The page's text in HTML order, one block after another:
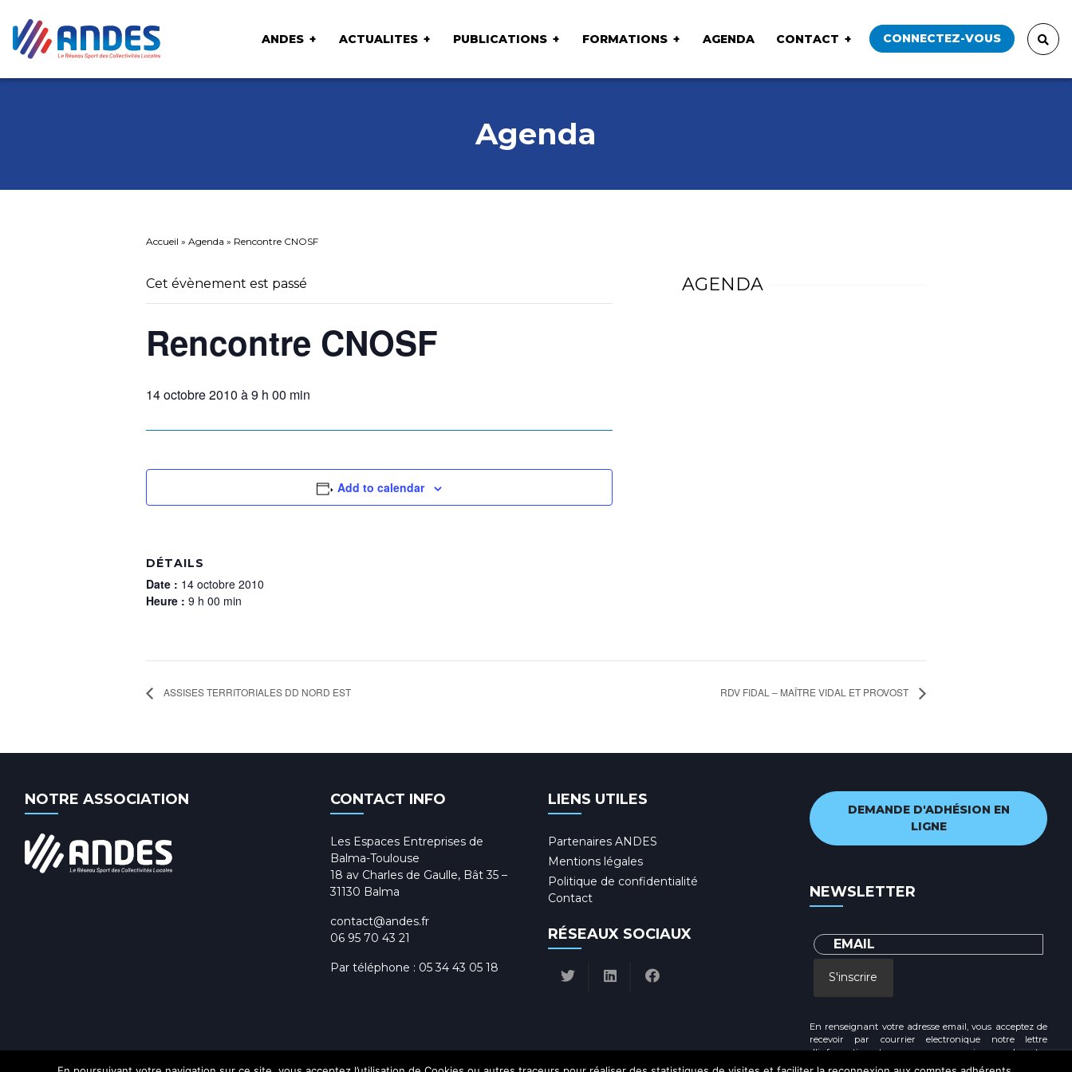
ANDES ACTUALITES PUBLICATIONS FORMATIONS AGENDA CONTACT CONNECTEZ-VOUS
Agenda
Accueil » Agenda » Rencontre CNOSF
Cet évènement est passé
Rencontre CNOSF
14 octobre 2010 à 9 h 00 min
Add to calendar
DÉTAILS
Date : 14 octobre 2010
Heure : 9 h 00 min
AGENDA
ASSISES TERRITORIALES DD NORD EST RDV FIDAL – MAÎTRE VIDAL ET PROVOST
NOTRE ASSOCIATION CONTACT INFO
Les Espaces Entreprises de
Balma-Toulouse
18 av Charles de Gaulle, Bât 35 –
31130 Balma
contact@andes.fr
06 95 70 43 21
Par téléphone : 05 34 43 05 18
LIENS UTILES
Partenaires ANDES
Mentions légales
Politique de confidentialité
Contact
RÉSEAUX SOCIAUX
DEMANDE D'ADHÉSION EN
LIGNE
NEWSLETTER
S'inscrire
En renseignant votre adresse email, vous acceptez de
recevoir par courrier electronique notre lettre
d'information et vous prenez connaissance de notre
Politique de confidentialité